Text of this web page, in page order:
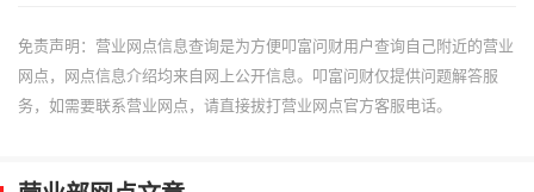
免责声明：营业网点信息查询是为方便叩富问财用户查询自己附近的营业
网点，网点信息介绍均来自网上公开信息。叩富问财仅提供问题解答服
务，如需要联系营业网点，请直接拔打营业网点官方客服电话。